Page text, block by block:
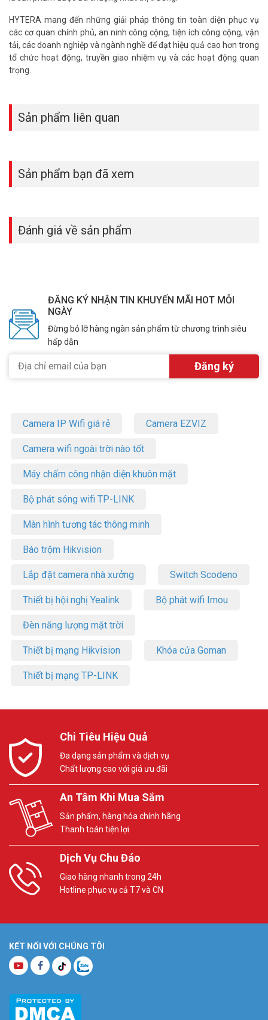
Nhiều nhóm chờ
Thông tin quan trọng luôn luôn được cập nhật từ nhóm này sang
nhóm khác, cải thiện hiệu quả và hợp tác truyền thông.
Cung cấp 12 giờ thời gian nói chuyện liên tục và 72 giờ trong thời
gian chờ. Vì vậy, bạn có thể làm nhiều hơn, và sạc pin ít hơn.
HYTERA HYT-P30
– Độ nhạy thu cao hơn với ăng-ten mở rộng và công nghệ Hytera
POC khắc phục trong môi trường sóng yếu
– Loa 3W lên đến 105dB@10cm
– Không có thời gian lag giữa ngón tay và miệng với hệ thống vận
hành thời gian thực (RTOS)
– Hỗ trợ IP54.
– Lựa chọn: GPS+BDS, GPS+GLONASS,BDS
– Đồng bộ gồm: Thân máy, Pin, Adapter, dây cáp sạc, bát cài, dây
– Xuất xứ: Trung Quốc
– Bảo hành: 12 tháng
Đặt mua hàng Online ngay hôm nay để được hỗ trợ giá tốt nhất.
HYTERA mang đến những giải pháp thông tin toàn diện phục vụ
các cơ quan chính phủ, an ninh công cộng, tiện ích công cộng, vận
tải, các doanh nghiệp và ngành nghề để đạt hiệu quả cao hơn trong
tổ chức hoạt động, truyền giao nhiệm vụ và các hoạt động quan
trọng.
Sản phẩm liên quan
Sản phẩm bạn đã xem
Đánh giá về sản phẩm
ĐĂNG KÝ NHẬN TIN KHUYẾN MÃI HOT MỖI
NGÀY
Đừng bỏ lỡ hàng ngàn sản phẩm từ chương trình siêu
hấp dẫn
Camera IP Wifi giá rẻ Camera EZVIZ
Camera wifi ngoài trời nào tốt
Máy chấm công nhận diện khuôn mặt
Bộ phát sóng wifi TP-LINK
Màn hình tương tác thông minh
Báo trộm Hikvision
Lắp đặt camera nhà xưởng Switch Scodeno
Thiết bị hội nghị Yealink Bộ phát wifi Imou
Đèn năng lượng mặt trời
Thiết bị mạng Hikvision Khóa cửa Goman
Thiết bị mạng TP-LINK
Chi Tiêu Hiệu Quả
Đa dạng sản phẩm và dịch vụ
Chất lượng cao với giá ưu đãi
An Tâm Khi Mua Sắm
Sản phẩm, hàng hóa chính hãng
Thanh toán tiện lợi
Dịch Vụ Chu Đáo
Giao hàng nhanh trong 24h
Hotline phục vụ cả T7 và CN
KẾT NỐI VỚI CHÚNG TÔI